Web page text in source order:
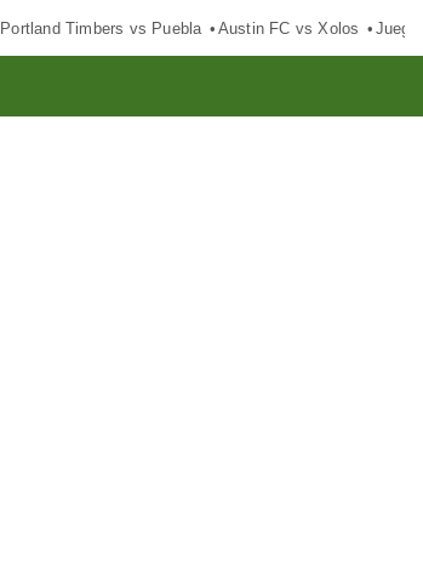
Portland Timbers vs Puebla Austin FC vs Xolos